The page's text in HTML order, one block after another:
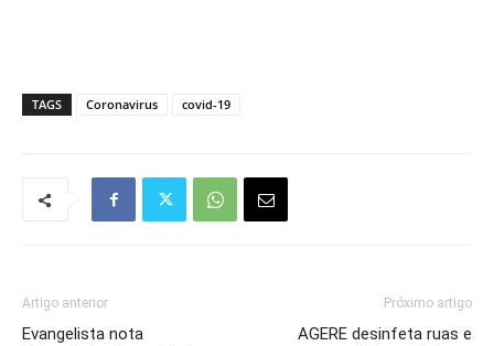
TAGS Coronavirus covid-19
Artigo anterior
Evangelista nota
Próximo artigo
AGERE desinfeta ruas e